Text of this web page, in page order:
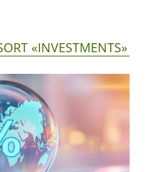
«INVESTMENTS»